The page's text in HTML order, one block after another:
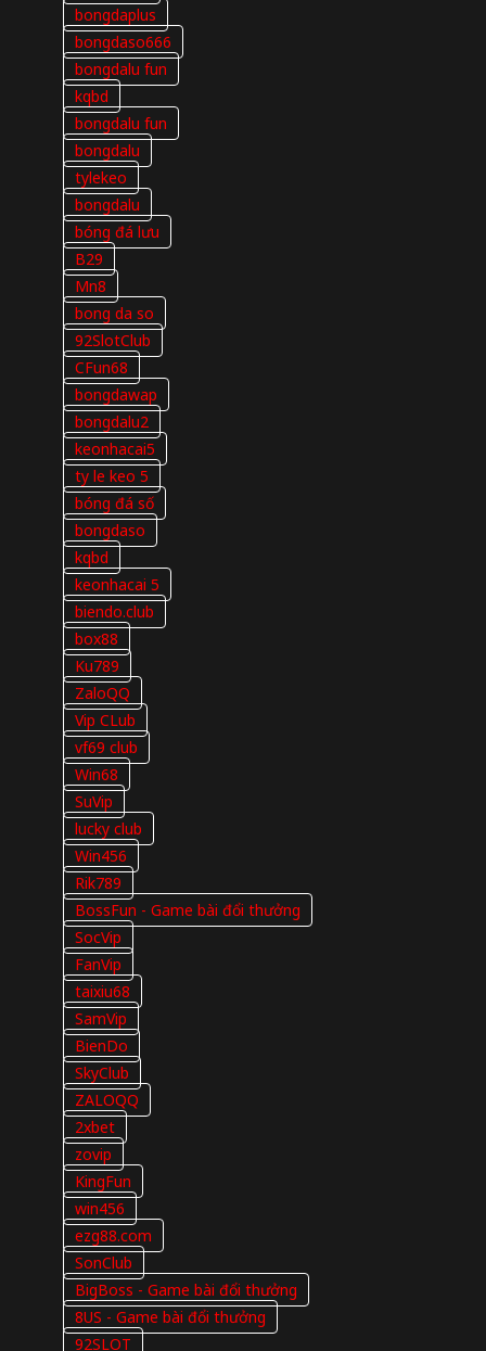
bongdaplus
bongdaso666
bongdalu fun
kqbd
bongdalu fun
bongdalu
tylekeo
bongdalu
bóng đá lưu
B29
Mn8
bong da so
92SlotClub
CFun68
bongdawap
bongdalu2
keonhacai5
ty le keo 5
bóng đá số
bongdaso
kqbd
keonhacai 5
biendo.club
box88
Ku789
ZaloQQ
Vip CLub
vf69 club
Win68
SuVip
lucky club
Win456
Rik789
BossFun - Game bài đổi thưởng
SocVip
FanVip
taixiu68
SamVip
BienDo
SkyClub
ZALOQQ
2xbet
zovip
KingFun
win456
ezg88.com
SonClub
BigBoss - Game bài đổi thưởng
8US - Game bài đổi thưởng
92SLOT